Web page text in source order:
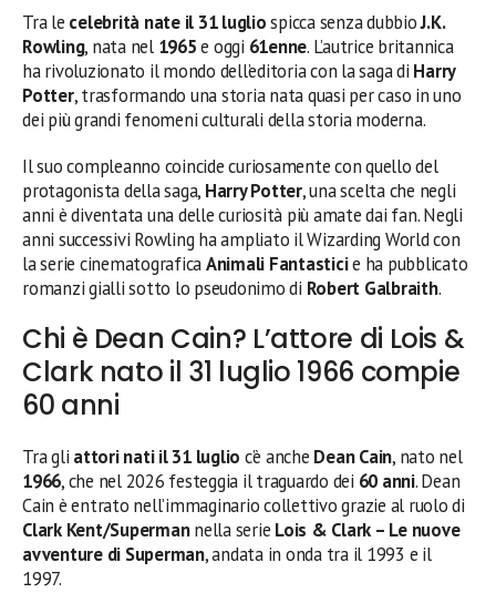
Tra le celebrità nate il 31 lugliospicca senza dubbioJ.K.
Rowling, nata nel 1965e oggi 61enne. L’autrice britannica
ha rivoluzionato il mondo dell’editoria con la saga di Harry
Potter, trasformando una storia nata quasi per caso in uno
dei più grandi fenomeni culturali della storia moderna.
Il suo compleanno coincide curiosamente con quello del
protagonista della saga, Harry Potter, una scelta che negli
anni è diventata una delle curiosità più amate dai fan. Negli
anni successivi Rowling ha ampliato il Wizarding World con
la serie cinematograficaAnimali Fantasticie ha pubblicato
romanzi gialli sotto lo pseudonimo di Robert Galbraith.
Chi è Dean Cain? L’attore di Lois &
Clark nato il 31 luglio 1966 compie
60 anni
Tra gli attori nati il 31 luglio c’è anche Dean Cain, nato nel
1966, che nel 2026 festeggia il traguardo dei 60 anni. Dean
Cain è entrato nell’immaginario collettivo grazie al ruolo di
Clark Kent/Supermannella serie Lois & Clark – Le nuove
avventure di Superman, andata in onda tra il 1993 e il
1997.